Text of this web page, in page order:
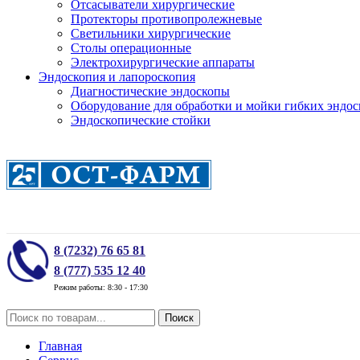
Отсасыватели хирургические
Протекторы противопролежневые
Светильники хирургические
Столы операционные
Электрохирургические аппараты
Эндоскопия и лапороскопия
Диагностические эндоскопы
Оборудование для обработки и мойки гибких
Эндоскопические стойки
8 (7232) 76 65 81
8 (777) 535 12 40
Режим работы: 8:30 - 17:30
Поиск
Главная